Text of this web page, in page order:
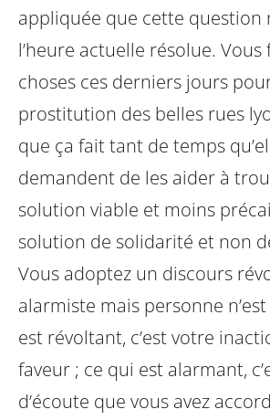
appliquée que cette question
l’heure actuelle résolue.
choses ces derniers jours
prostitution des belles rues
que ça fait tant de temps
demandent de les aider à
solution viable et moins
solution de solidarité et non
Vous adoptez un discours
alarmiste mais personne
est révoltant, c’est votre
faveur ; ce qui est alarmant,
d’écoute que vous avez